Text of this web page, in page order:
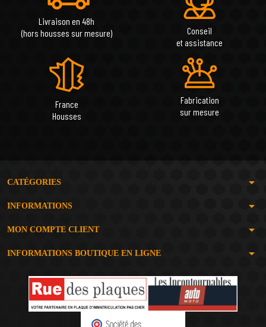
Livraison en 48h
(hors housses sur mesure)
Conseil
et assistance
France
Housses
Fabrication
sur mesure
CATÉGORIES arrow_drop_down
INFORMATIONS arrow_drop_down
MON COMPTE CLIENT arrow_drop_down
INFORMATIONS BOUTIQUE EN LIGNE arrow_drop_down